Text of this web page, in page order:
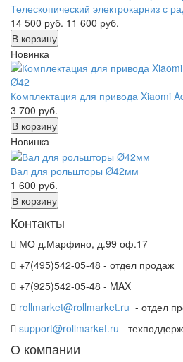
Телескопический электрокарниз с
14 500 руб. 11 600 руб.
В корзину
Новинка
Комплектация для привода Xiaomi
3 700 руб.
В корзину
Новинка
Вал для рольшторы Ø42мм
1 600 руб.
В корзину
Контакты
МО д.Марфино, д.99 оф.17
+7(495)542-05-48 - отдел продаж
+7(925)542-05-48 - MAX
rollmarket@rollmarket.ru - отдел
support@rollmarket.ru -
О компании